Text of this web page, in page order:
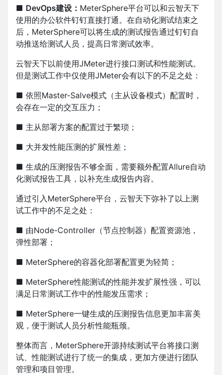
■ DevOps建设： MeterSphere平台可以和云智天下
使用的办公软件钉钉直接打通。在自动化测试结束之
后，MeterSphere可以将生成的测试报告通过钉钉自
动推送给测试人员，提高日常测试效率。
云智天下以前使用JMeter进行接口测试和性能测试。
但是测试工作中仅使用JMeter会有以下的不足之处：
■ 依照Master-Salve模式（主从设备模式）配置时，
会存在一定的交互压力；
■ 主从部署方案的配置过于繁琐；
■ 大并发性能压测的扩展性差；
■ 生成的压测报告不够全面，需要额外配置Allure自动
化测试报告工具，以补充生成报告内容。
通过引入MeterSphere平台，云智天下弥补了以上测
试工作中的不足之处：
■ 由Node-Controller（节点控制器）配置资源池，
弹性部署；
■ MeterSphere的容器化部署配置更为轻简；
■ MeterSphere性能测试的性能并发扩展性强，可以
满足日常测试工作中的性能发压需求；
■ MeterSphere一键生成的压测报告信息更加丰富美
观，便于测试人员分析性能瓶颈。
整体而言，MeterSphere开源持续测试平台将接口测
试、性能测试进行了统一的集成，更加方便进行团队
管理和项目管理。